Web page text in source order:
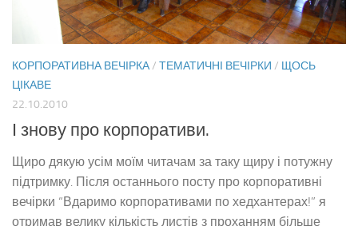
КОРПОРАТИВНА ВЕЧІРКА/ ТЕМАТИЧНІ ВЕЧІРКИ / ЩОСЬ
ЦІКАВЕ
22.10.2010
І знову про корпоративи.
Щиро дякую усім моїм читачам за таку щиру і потужну
підтримку. Після останнього посту про корпоративні
вечірки “Вдаримо корпоративами по хедхантерах!” я
отримав велику кількість листів з проханням більше